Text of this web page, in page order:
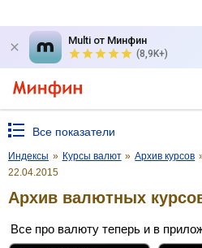
Multi от Минфин
(8,9K+)
Все показатели
Индексы » Курсы валют » Архив курсов
22.04.2015
Архив валютных
Все про валюту теперь и в